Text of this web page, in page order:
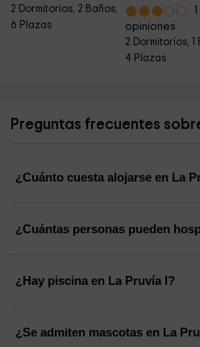
2 Dormitorios, 2 Baños,
6 Plazas
opiniones
2 Dormitorios, 1
4 Plazas
Preguntas frecuentes sobre
¿Cuánto cuesta alojarse en La
¿Cuántas personas pueden
¿Hay piscina en La Pruvía I?
¿Se admiten mascotas en La